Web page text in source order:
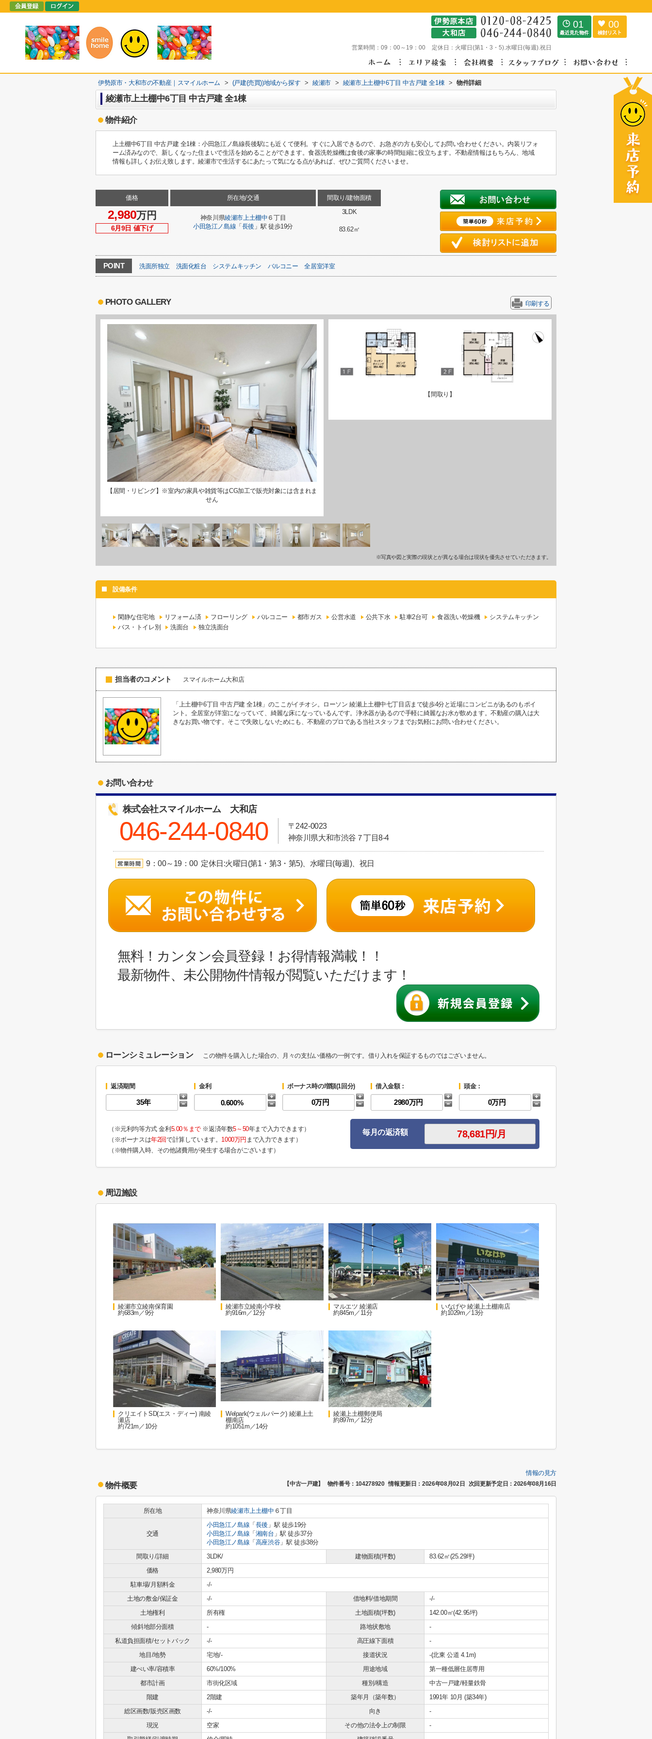
営業時間： 09：00～19：00 定休日： 火曜日(第1・3・5).水曜日(毎週).祝日
01 00
伊勢原市・大和市の不動産｜スマイルホーム > (戸建(売買))地域から探す > 綾瀬市 > 綾瀬市上土棚中6丁目 中古戸建 全1棟 > 物件詳細
綾瀬市上土棚中6丁目 中古戸建 全1棟
物件紹介
上土棚中6丁目 中古戸建 全1棟：小田急江ノ島線長後駅にも近くて便利。すぐに入居できるので、お急ぎの方も安心してお問い合わせください。内装リフォ
ーム済みなので、新しくなった住まいで生活を始めることができます。食器洗乾燥機は食後の家事の時間短縮に役立ちます。不動産情報はもちろん、地域
情報も詳しくお伝え致します。綾瀬市で生活するにあたって気になる点があれば、ぜひご質問くださいませ。
価格
2,980万円
6月9日 値下げ
所在地/交通
神奈川県綾瀬市上土棚中 ６丁目
小田急江ノ島線 「 長後 」駅 徒歩19分
間取り/建物面積
3LDK
83.62㎡
POINT 洗面所独立 洗面化粧台 システムキッチン バルコニー 全居室洋室
PHOTO GALLERY 印刷する
【居間・リビング】※室内の家具や雑貨等はCG加工で販売対象には含まれま
せん
【間取り】
※写真や図と実際の現状とが異なる場合は現状を優先させていただきます。
設備条件
閑静な住宅地 リフォーム済 フローリング バルコニー 都市ガス 公営水道 公共下水 駐車2台可 食器洗い乾燥機
システムキッチン
バス・トイレ別
洗面台 独立洗面台
担当者のコメント スマイルホーム大和店
「上土棚中6丁目 中古戸建 全1棟」のここがイチオシ。ローソン 綾瀬上土棚中七丁目店まで徒歩4分と近場にコンビニがあるのもポイ
ント。全居室が洋室になっていて、綺麗な床になっているんです。浄水器があるので手軽に綺麗なお水が飲めます。不動産の購入は大
きなお買い物です。そこで失敗しないためにも、不動産のプロである当社スタッフまでお気軽にお問い合わせください。
お問い合わせ
株式会社スマイルホーム 大和店
046-244-0840
〒242-0023
神奈川県大和市渋谷７丁目8-4
9：00～19：00 定休日:火曜日(第1・第3・第5)、水曜日(毎週)、祝日
無料！カンタン会員登録！お得情報満載！！
最新物件、未公開物件情報が閲覧いただけます！
ローンシミュレーション この物件を購入した場合の、月々の支払い価格の一例です。借り入れを保証するものではございません。
返済期間 金利 ボーナス時の増額(1回分) 借入金額： 頭金：
（※元利均等方式 金利 5.00％まで※返済年数5～50年まで入力できます）
（※ボーナスは年2回で計算しています。 1000万円 まで入力できます）
（※物件購入時、その他諸費用が発生する場合がございます）
毎月の返済額
周辺施設
綾瀬市立綾南保育園
約683m／9分
綾瀬市立綾南小学校
約916m／12分
マルエツ 綾瀬店
約845m／11分
いなげや 綾瀬上土棚南店
約1029m／13分
クリエイトSD(エス・ディー) 南綾
瀬店
約721m／10分
Welpark(ウェルパーク) 綾瀬上土
棚南店
約1051m／14分
綾瀬上土棚郵便局
約897m／12分
情報の見方
物件概要 【中古一戸建】 物件番号：104278920 情報更新日：2026年08月02日 次回更新予定日：2026年08月16日
所在地 神奈川県綾瀬市上土棚中 ６丁目
交通
小田急江ノ島線 「 長後 」駅 徒歩19分
小田急江ノ島線 「 湘南台 」駅 徒歩37分
小田急江ノ島線 「 高座渋谷」駅 徒歩38分
間取り/詳細
3LDK/ 建物面積(坪数)
83.62㎡(25.29坪)
価格
2,980万円
駐車場/月額料金
-/-
土地の敷金/保証金
-/- 借地料/借地期間
-/-
土地権利
所有権 土地面積(坪数)
142.00㎡(42.95坪)
傾斜地部分面積
- 路地状敷地
-
私道負担面積/セットバック
-/- 高圧線下面積
-
地目/地勢
宅地/- 接道状況
-(北東 公道 4.1m)
建ぺい率/容積率
60%/100% 用途地域
第一種低層住居専用
都市計画
市街化区域 種別/構造
中古一戸建/軽量鉄骨
階建
2階建 築年月（築年数）
1991年 10月 (築34年)
総区画数/販売区画数
-/- 向き
-
現況
空家 その他の法令上の制限
-